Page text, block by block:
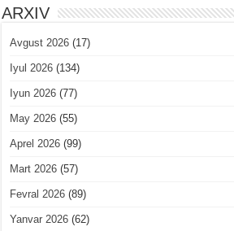
ARXIV
Avgust 2026 (17)
Iyul 2026 (134)
Iyun 2026 (77)
May 2026 (55)
Aprel 2026 (99)
Mart 2026 (57)
Fevral 2026 (89)
Yanvar 2026 (62)